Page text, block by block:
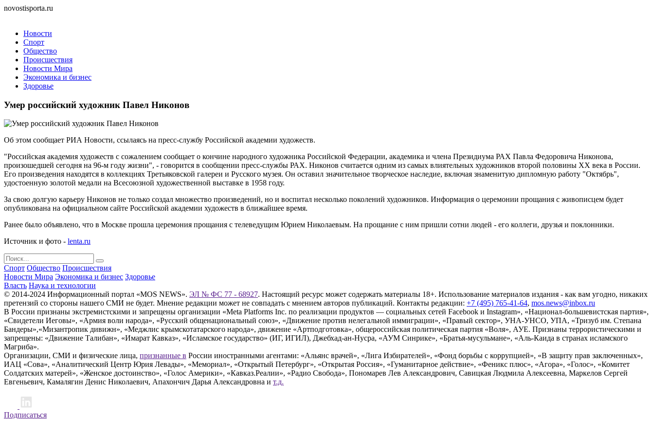
novostisporta.ru
Новости
Спорт
Общество
Происшествия
Новости Мира
Экономика и бизнес
Здоровье
Умер российский художник Павел Никонов
Об этом сообщает РИА Новости, ссылаясь на пресс-службу Российской академии художеств.
"Российская академия художеств с сожалением сообщает о кончине народного художника Российской Федерации, академика и члена Президиума РАХ Павла Федоровича Никонова,
произошедшей сегодня на 96-м году жизни", - говорится в сообщении пресс-службы РАХ. Никонов считается одним из самых влиятельных художников второй половины XX века в России.
Его произведения находятся в коллекциях Третьяковской галереи и Русского музея. Он оставил значительное творческое наследие, включая знаменитую дипломную работу "Октябрь",
удостоенную золотой медали на Всесоюзной художественной выставке в 1958 году.
За свою долгую карьеру Никонов не только создал множество произведений, но и воспитал несколько поколений художников. Информация о церемонии прощания с живописцем будет
опубликована на официальном сайте Российской академии художеств в ближайшее время.
Ранее было объявлено, что в Москве прошла церемония прощания с телеведущим Юрием Николаевым. На прощание с ним пришли сотни людей - его коллеги, друзья и поклонники.
Источник и фото - lenta.ru
Спорт Общество Происшествия
Новости Мира Экономика и бизнес Здоровье
Власть Наука и технологии
© 2014-2024 Информационный портал «MOS NEWS». ЭЛ № ФС 77 - 68927. Настоящий ресурс может содержать материалы 18+. Использование материалов издания - как вам угодно, никаких
претензий со стороны нашего СМИ не будет. Мнение редакции может не совпадать с мнением авторов публикаций. Контакты редакции: +7 (495) 765-41-64, mos.news@inbox.ru
В России признаны экстремистскими и запрещены организации «Meta Platforms Inc. по реализации продуктов — социальных сетей Facebook и Instagram», «Национал-большевистская партия»,
«Свидетели Иеговы», «Армия воли народа», «Русский общенациональный союз», «Движение против нелегальной иммиграции», «Правый сектор», УНА-УНСО, УПА, «Тризуб им. Степана
Бандеры»,«Мизантропик дивижн», «Меджлис крымскотатарского народа», движение «Артподготовка», общероссийская политическая партия «Воля», АУЕ. Признаны террористическими и
запрещены: «Движение Талибан», «Имарат Кавказ», «Исламское государство» (ИГ, ИГИЛ), Джебхад-ан-Нусра, «АУМ Синрике», «Братья-мусульмане», «Аль-Каида в странах исламского
Магриба».
Организации, СМИ и физические лица, признанные в России иностранными агентами: «Альянс врачей», «Лига Избирателей», «Фонд борьбы с коррупцией», «В защиту прав заключенных»,
ИАЦ «Сова», «Аналитический Центр Юрия Левады», «Мемориал», «Открытый Петербург», «Открытая Россия», «Гуманитарное действие», «Феникс плюс», «Агора», «Голос», «Комитет
Солдатских матерей», «Женское достоинство», «Голос Америки», «Кавказ.Реалии», «Радио Свобода», Пономарев Лев Александрович, Савицкая Людмила Алексеевна, Маркелов Сергей
Евгеньевич, Камалягин Денис Николаевич, Апахончич Дарья Александровна и т.д.
Подписаться